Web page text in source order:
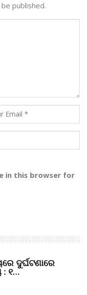
published.
in this browser for
ଦୁର୍ଘଟଣାରେ
୧…